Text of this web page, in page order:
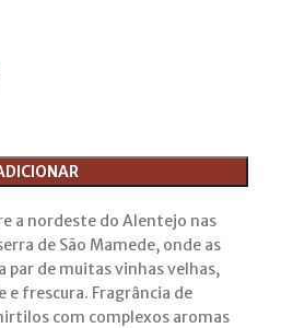
a nordeste do Alentejo nas
de São Mamede, onde as
par de muitas vinhas velhas,
frescura. Fragrância de
com complexos aromas